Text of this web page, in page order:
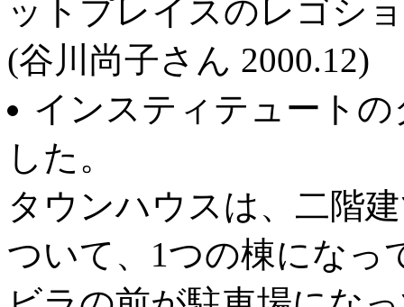
ットプレイスのレゴシ
(谷川尚子さん 2000.12)
インスティテュート
した。
タウンハウスは、二階
ついて、1つの棟になっ